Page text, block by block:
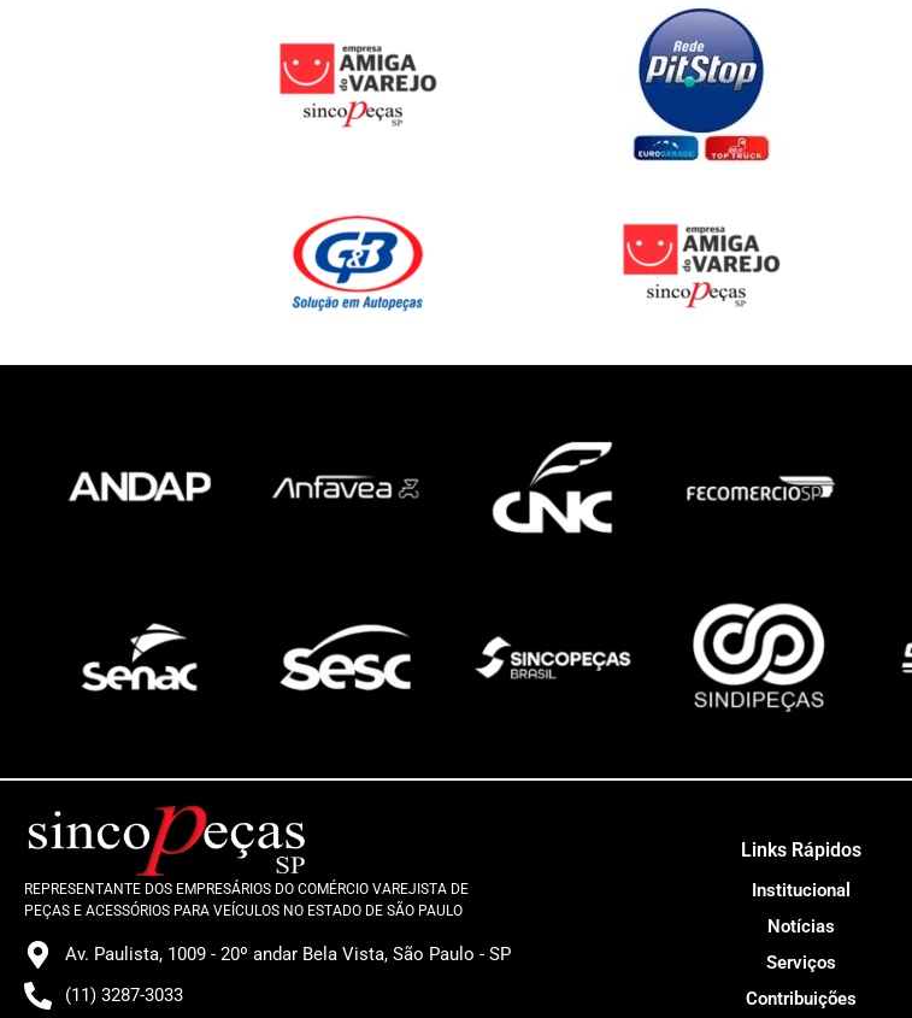
REPRESENTANTE DOS EMPRESÁRIOS DO COMÉRCIO VAREJISTA DE
PEÇAS E ACESSÓRIOS PARA VEÍCULOS NO ESTADO DE SÃO PAULO
Av. Paulista, 1009 - 20º andar Bela Vista, São Paulo - SP
(11) 3287-3033
Links Rápidos
Institucional
Notícias
Serviços
Contribuições